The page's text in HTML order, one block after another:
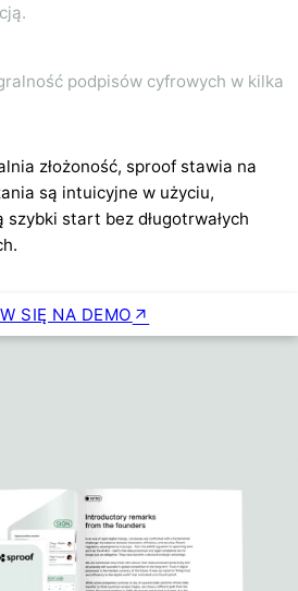
podpisów cyfrowych w kilka
złożoność, sproof stawia na
są intuicyjne w użyciu,
start bez długotrwałych
SIĘ NA DEMO